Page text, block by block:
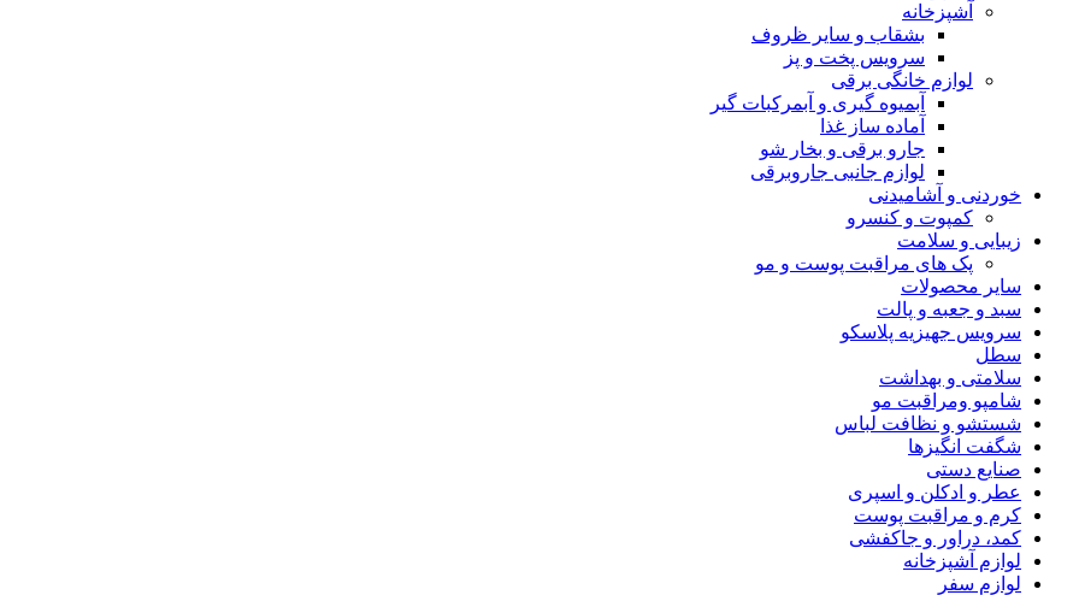
آشپزخانه
بشقاب و سایر ظروف
سرویس پخت و پز
لوازم خانگی برقی
آبمیوه گیری و آبمرکبات گیر
آماده ساز غذا
جارو برقی و بخار شو
لوازم جانبی جاروبرقی
خوردنی و آشامیدنی
کمپوت و کنسرو
زیبایی و سلامت
پک های مراقبت پوست و مو
سایر محصولات
سبد و جعبه و پالت
سرویس جهیزیه پلاسکو
سطل
سلامتی و بهداشت
شامپو ومراقبت مو
شستشو و نظافت لباس
شگفت انگیزها
صنایع دستی
عطر و ادکلن و اسپری
کرم و مراقبت پوست
کمد، دراور و جاکفشی
لوازم آشپزخانه
لوازم سفر